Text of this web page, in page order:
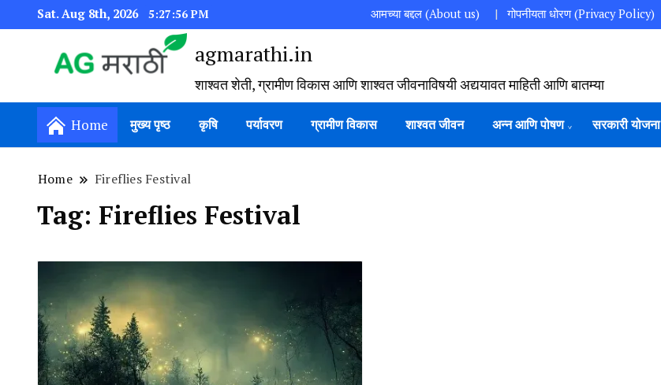
Sat. Aug 8th, 2026 5:27:57 PM आमच्या बद्दल (About us) गोपनीयता धोरण (Privacy Policy)
agmarathi.in
शाश्वत शेती, ग्रामीण विकास आणि शाश्वत जीवनाविषयी अद्ययावत माहिती आणि बातम्या
Home मुख्य पृष्ठ कृषि पर्यावरण ग्रामीण विकास शाश्वत जीवन अन्न आणि पोषण सरकारी योजना
Home Fireflies Festival
Tag: Fireflies Festival